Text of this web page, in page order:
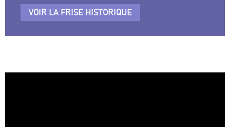
VOIR LA FRISE HISTORIQUE